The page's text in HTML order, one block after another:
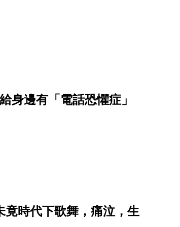
身邊有「電話恐懼症」
竟時代下歌舞，痛泣，生